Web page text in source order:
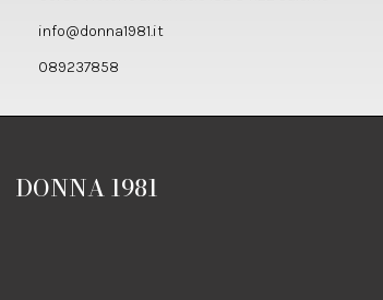
info@donna1981.it
089237858
DONNA 1981